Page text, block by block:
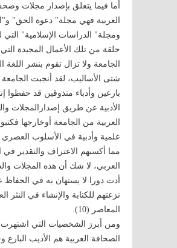
أما فيما يتعلق بإصدار مجلات
العربية فهي مجلة" دعوة الحق"
ومجلة" الدراسات الإسلامية" التي
حلقة من تلك الأعمال المجيدة
الجامعة ولا تزال تقوم بنشر اللغة
شتى الأساليب، لقد أنجبت
بارعين وأدباء متذوقين قد حفظوا
الأدبية عن طريق إصدارالمجلات
العربية من الجامعة أوخارجها
علمية وأدبية في الأسلوب العصري
مما أكسبهم الاعتراف والتقدير في
العربي، لا شك أن هذه المجلات
أدت دورا لا يستهان به في الحفاظ
نزعتهم للكتابة والإنشاء في النثر
المعاصر (10).
ومن أبرز الشخصيات التي
الصحافة العربية هم الأديب البارع